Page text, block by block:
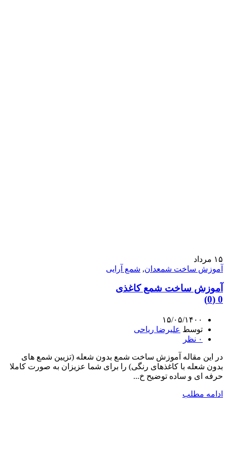
۱۵ مرداد
آموزش ساخت شمعدان, شمع آرایی
آموزش ساخت شمع کاغذی
0 (0)
۱۵/۰۵/۱۴۰۰
توسط علیرضا ریاحی
۰ نظر
در این مقاله آموزش ساخت شمع بدون شعله (تزیین شمع های
بدون شعله با کاغذهای رنگی) را برای شما عزیزان به صورت کاملا
حرفه ای و ساده توضیح خ...
ادامه مطلب